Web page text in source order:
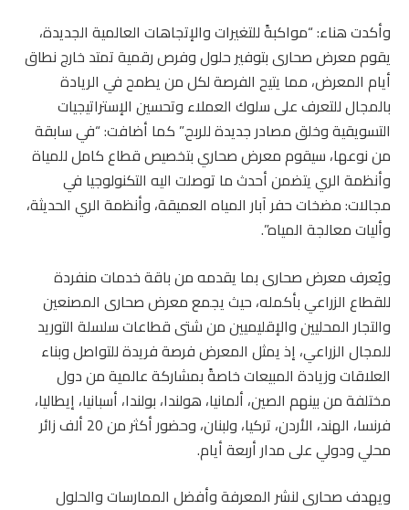
وأكدت هناء: “مواكبةً للتغيرات والإتجاهات العالمية الجديدة،
يقوم معرض صحارى بتوفير حلول وفرص رقمية تمتد خارج نطاق
أيام المعرض، مما يتيح الفرصة لكل من يطمح في الريادة
بالمجال للتعرف على سلوك العملاء وتحسين الإستراتيجيات
التسويقية وخلق مصادر جديدة للربح.” كما أضافت: “في سابقة
من نوعها، سيقوم معرض صحاري بتخصيص قطاع كامل للمياة
وأنظمة الري يتضمن أحدث ما توصلت اليه التكنولوجيا في
مجالات: مضخات حفر آبار المياه العميقة، وأنظمة الري الحديثة،
وأليات معالجة المياه”.
ويُعرف معرض صحارى بما يقدمه من باقة خدمات منفردة
للقطاع الزراعي بأكمله، حيث يجمع معرض صحارى المصنعين
والتجار المحليين والإقليميين من شتى قطاعات سلسلة التوريد
للمجال الزراعي، إذ يمثل المعرض فرصة فريدة للتواصل وبناء
العلاقات وزيادة المبيعات خاصةً بمشاركة عالمية من دول
مختلفة من بينهم الصين، ألمانيا، هولندا، بولندا، أسبانيا، إيطاليا،
فرنسا، الهند، الأردن، تركيا، ولبنان، وحضور أكثر من 20 ألف زائر
محلي ودولي على مدار أربعة أيام.
ويهدف صحارى لنشر المعرفة وأفضل الممارسات والحلول